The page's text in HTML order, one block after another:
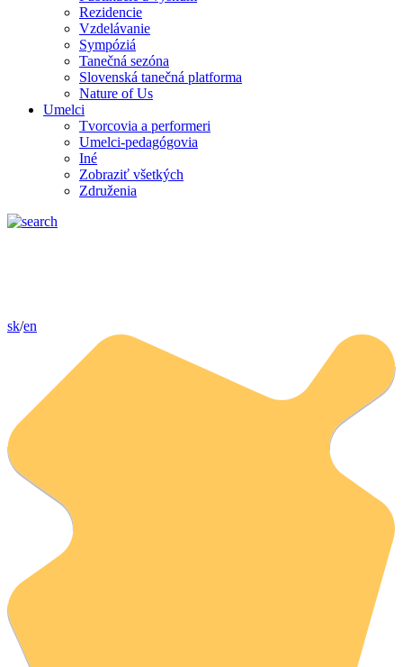
Rezidencie
Vzdelávanie
Sympóziá
Tanečná sezóna
Slovenská tanečná platforma
Nature of Us
Umelci
Tvorcovia a performeri
Umelci-pedagógovia
Iné
Zobraziť všetkých
Združenia
sk/en